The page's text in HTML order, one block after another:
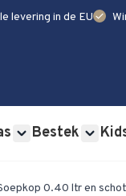
levering in de EUcheck
Bestek
0.40 ltr en